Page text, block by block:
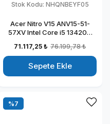
Stok Kodu: NHQNBEYF05
Acer Nitro V15 ANV15-51-
57XV Intel Core i5 13420H
RTX4050-6GB Freedos 15.6"
144HZ Fhd Taşınabilir
Bilgisayar NHQNBEYF05
71.117,25 ₺ 76.199,78 ₺
Sepete Ekle
%7